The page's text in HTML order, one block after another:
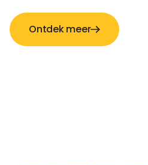
Ontdek meer